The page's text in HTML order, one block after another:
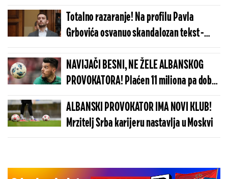
- Evo ko je žena koja je bila među njima
(VIDEO)
Totalno razaranje! Na profilu Pavla
Grbovića osvanuo skandalozan tekst -
Otkriva šta blokaderi spremaju
NAVIJAČI BESNI, NE ŽELE ALBANSKOG
PROVOKATORA! Plaćen 11 miliona pa dobio
brutalnu poruku
ALBANSKI PROVOKATOR IMA NOVI KLUB!
Mrzitelj Srba karijeru nastavlja u Moskvi